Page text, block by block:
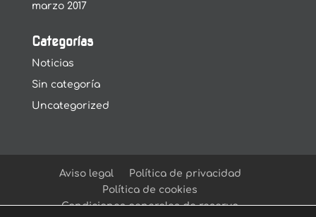
marzo 2017
Categorías
Noticias
Sin categoría
Uncategorized
Aviso legal
Política de privacidad
Política de cookies
Condiciones generales de reserva